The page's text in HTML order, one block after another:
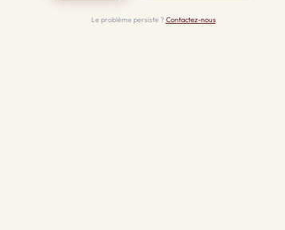
Le problème persiste ? Contactez-nous